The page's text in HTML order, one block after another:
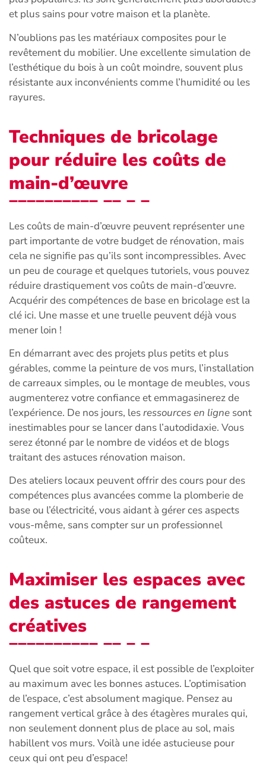
et plus sains pour votre maison et la planète.
N’oublions pas les matériaux composites pour le
revêtement du mobilier. Une excellente simulation de
l’esthétique du bois à un coût moindre, souvent plus
résistante aux inconvénients comme l’humidité ou les
rayures.
Techniques de bricolage
pour réduire les coûts de
main-d’œuvre
Les coûts de main-d’œuvre peuvent représenter une
part importante de votre budget de rénovation, mais
cela ne signifie pas qu’ils sont incompressibles. Avec
un peu de courage et quelques tutoriels, vous pouvez
réduire drastiquement vos coûts de main-d’œuvre.
Acquérir des compétences de base en bricolage est la
clé ici. Une masse et une truelle peuvent déjà vous
mener loin !
En démarrant avec des projets plus petits et plus
gérables, comme la peinture de vos murs, l’installation
de carreaux simples, ou le montage de meubles, vous
augmenterez votre confiance et emmagasinerez de
l’expérience. De nos jours, lesressources en ligne sont
inestimables pour se lancer dans l’autodidaxie. Vous
serez étonné par le nombre de vidéos et de blogs
traitant des astuces rénovation maison.
Des ateliers locaux peuvent offrir des cours pour des
compétences plus avancées comme la plomberie de
base ou l’électricité, vous aidant à gérer ces aspects
vous-même, sans compter sur un professionnel
coûteux.
Maximiser les espaces avec
des astuces de rangement
créatives
Quel que soit votre espace, il est possible de l’exploiter
au maximum avec les bonnes astuces. L’optimisation
de l’espace, c’est absolument magique. Pensez au
rangement vertical grâce à des étagères murales qui,
non seulement donnent plus de place au sol, mais
habillent vos murs. Voilà une idée astucieuse pour
ceux qui ont peu d’espace!